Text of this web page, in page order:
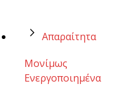
Απαραίτητα
Μονίμως
Ενεργοποιημένα